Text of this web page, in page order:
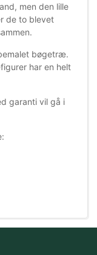
men den lille
de to blevet
bøgetræ.
har en helt
garanti vil gå i